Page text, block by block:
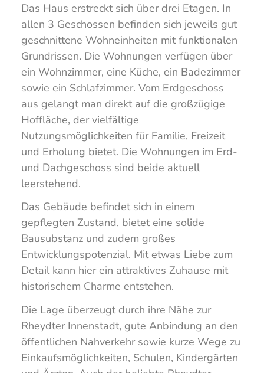
Das Haus erstreckt sich über drei Etagen. In
allen 3 Geschossen befinden sich jeweils gut
geschnittene Wohneinheiten mit funktionalen
Grundrissen. Die Wohnungen verfügen über
ein Wohnzimmer, eine Küche, ein Badezimmer
sowie ein Schlafzimmer. Vom Erdgeschoss
aus gelangt man direkt auf die großzügige
Hoffläche, der vielfältige
Nutzungsmöglichkeiten für Familie, Freizeit
und Erholung bietet. Die Wohnungen im Erd-
und Dachgeschoss sind beide aktuell
leerstehend.
Das Gebäude befindet sich in einem
gepflegten Zustand, bietet eine solide
Bausubstanz und zudem großes
Entwicklungspotenzial. Mit etwas Liebe zum
Detail kann hier ein attraktives Zuhause mit
historischem Charme entstehen.
Die Lage überzeugt durch ihre Nähe zur
Rheydter Innenstadt, gute Anbindung an den
öffentlichen Nahverkehr sowie kurze Wege zu
Einkaufsmöglichkeiten, Schulen, Kindergärten